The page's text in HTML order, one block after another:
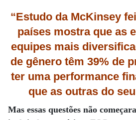
“Estudo da McKinsey
países mostra que as
equipes mais
de gênero têm 39% de
ter uma performance
que as outras do seu
Mas essas questões não